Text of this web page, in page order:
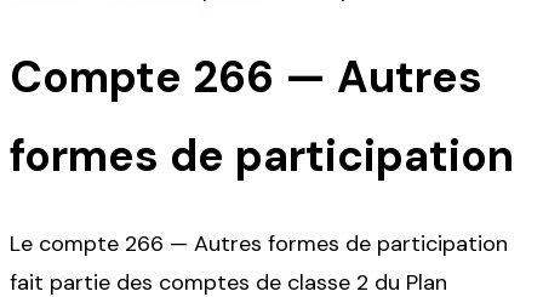
Compte 266 — Autres
formes de participation
Le compte 266 — Autres formes de participation
fait partie des comptes de classe 2 du Plan